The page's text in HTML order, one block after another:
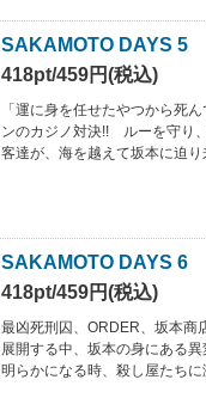
SAKAMOTO DAYS 5
418pt/459円(税込)
「運に身を任せたやつから死
ンのカジノ対決!! ルーを守り
客達が、海を越えて坂本に迫り
SAKAMOTO DAYS 6
418pt/459円(税込)
最凶死刑囚、ORDER、坂本
展開する中、坂本の身にある
明らかになる時、殺し屋たちに